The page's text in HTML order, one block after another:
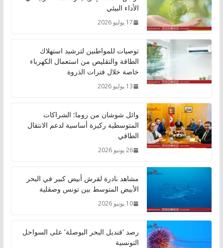
الأداء البيئي
17 يوليو 2026
توصيات للمواطنين لترشيد استهلاك
الطاقة والتقليص من استعمال الكهرباء
خاصة خلال فترات الذروة
13 يوليو 2026
وائل شوشان من روما: الشراكات
المتوسطية ركيزة أساسية لدعم الانتقال
الطاقي
26 يونيو 2026
مشاهد نادرة لقرش أبيض كبير في البحر
الأبيض المتوسط بين تونس وصقلية
10 يونيو 2026
رصد ‘قنديل البحر البوصلة’ على السواحل
التونسية